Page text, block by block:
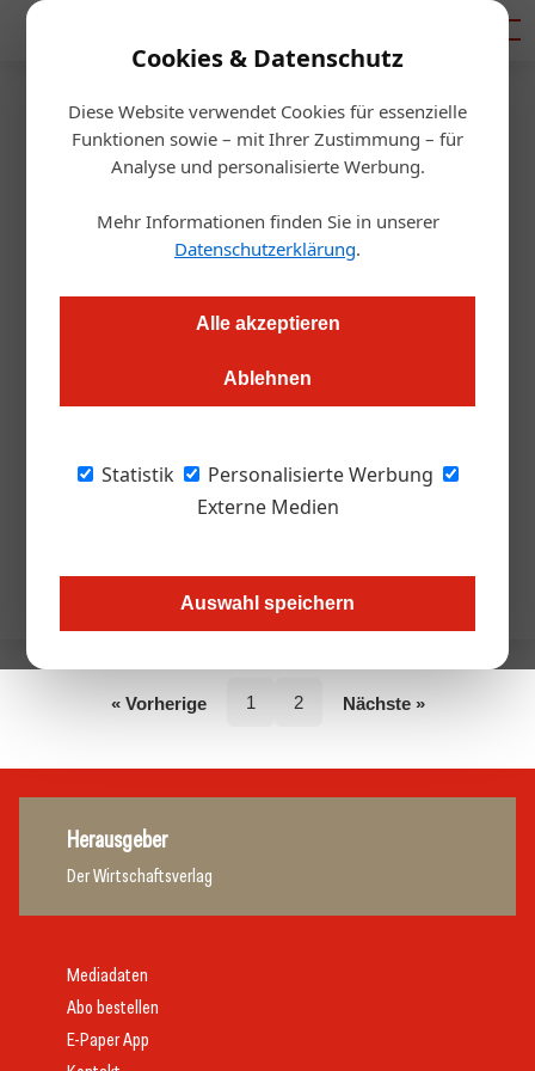
Cookies & Datenschutz
Diese Website verwendet Cookies für essenzielle
Funktionen sowie – mit Ihrer Zustimmung – für
Analyse und personalisierte Werbung.
Mehr Informationen finden Sie in unserer
Datenschutzerklärung.
Alle akzeptieren
Ablehnen
Statistik
Personalisierte Werbung
Externe Medien
Auswahl speichern
Artikel von Ursula Wastl
Keine Beiträge von diesem Autor.
« Vorherige 1 2 Nächste »
Herausgeber
Der Wirtschaftsverlag
Mediadaten
Abo bestellen
E-Paper App